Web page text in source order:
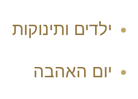
ילדים ותינוקות
יום האהבה